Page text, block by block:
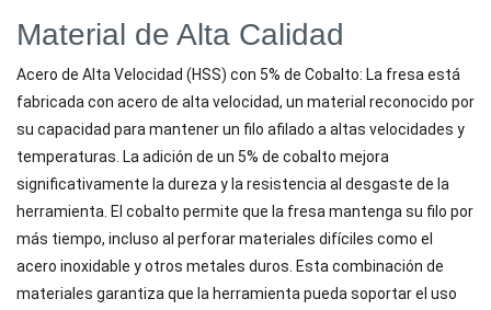
Material de Alta Calidad
Acero de Alta Velocidad (HSS) con 5% de Cobalto: La fresa está
fabricada con acero de alta velocidad, un material reconocido por
su capacidad para mantener un filo afilado a altas velocidades y
temperaturas. La adición de un 5% de cobalto mejora
significativamente la dureza y la resistencia al desgaste de la
herramienta. El cobalto permite que la fresa mantenga su filo por
más tiempo, incluso al perforar materiales difíciles como el
acero inoxidable y otros metales duros. Esta combinación de
materiales garantiza que la herramienta pueda soportar el uso